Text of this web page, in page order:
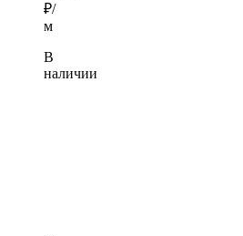
₽/
м
В
наличии